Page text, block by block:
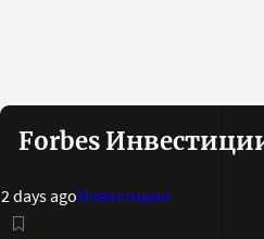
Forbes
2 days agoИнвестиции